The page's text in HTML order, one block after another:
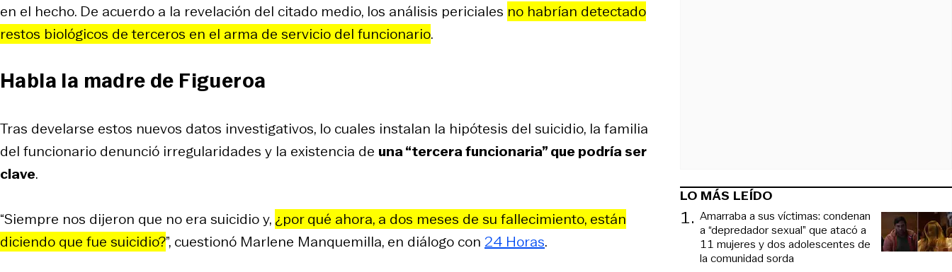
en el hecho. De acuerdo a la revelación del citado medio, los análisis periciales no habrían detectado
restos biológicos de terceros en el arma de servicio del funcionario.
Habla la madre de Figueroa
Tras develarse estos nuevos datos investigativos, lo cuales instalan la hipótesis del suicidio, la familia
del funcionario denunció irregularidades y la existencia de una “tercera funcionaria” que podría ser
clave.
“Siempre nos dijeron que no era suicidio y, ¿por qué ahora, a dos meses de su fallecimiento, están
diciendo que fue suicidio?”, cuestionó Marlene Manquemilla, en diálogo con 24 Horas.
LO MÁS LEÍDO
1. Amarraba a sus víctimas: condenan
a “depredador sexual” que atacó a
11 mujeres y dos adolescentes de
la comunidad sorda